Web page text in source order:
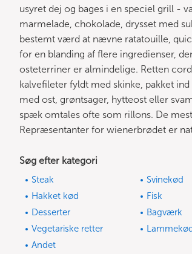
usyret dej og bages i en speciel grill -
marmelade, chokolade, drysset med
bestemt værd at nævne ratatouille,
for en blanding af flere ingredienser,
osteterriner er almindelige. Retten
kalvefileter fyldt med skinke, pakket
med ost, grøntsager, hytteost eller
spæk omtales ofte som rillons. De
Repræsentanter for wienerbrødet er
Søg efter kategori
Steak Svinekød
Hakket kød
Fisk
Desserter
Bagværk
Vegetariske retter
Andet